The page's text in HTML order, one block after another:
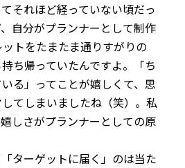
それほど経っていない頃だっ
自分がプランナーとして制作
トをたまたま通りすがりの
ち帰っていたんですよ。「ち
る」ってことが嬉しくて、思
てしまいましたね（笑）。私
しさがプランナーとしての原
ターゲットに届く」のは当た